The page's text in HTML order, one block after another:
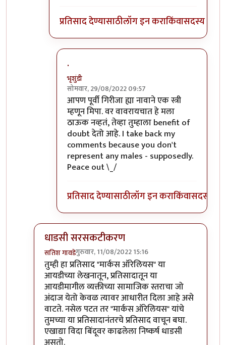
प्रतिसाद देण्यासाठीलॉग इन कराकिंवासदस्य व्हा
.
भृशुंडी
सोमवार, 29/08/2022 09:57
In reply toचितेला अग्नी देणे हेbyप्रसाद गोडबोले
आपण पूर्वी गिरीजा ह्या नावाने एक स्त्री
म्हणून मिपा. वर वावरायचात हे मला
ठाऊक नव्हतं, तेव्हा तुम्हाला benefit of
doubt देतो आहे. I take back my
comments because you don't
represent any males - supposedly.
Peace out \_/
प्रतिसाद देण्यासाठीलॉग इन कराकिंवासदस्य व्हा
धाडसी सरसकटीकरण
सतिश गावडेगुरुवार, 11/08/2022 15:16
In reply toPrivileged sir,byभृशुंडी
तुम्ही हा प्रतिसाद "मार्कस ऑरेलियस" या
आयडीच्या लेखनातून, प्रतिसादातून या
आयडीमागील व्यक्तीच्या सामाजिक स्तराचा जो
अंदाज येतो केवळ त्यावर आधारीत दिला आहे असे
वाटते. नसेल पटत तर "मार्कस ऑरेलियस" यांचे
तुमच्या या प्रतिसादानंतरचे प्रतिसाद वाचून बघा.
एखाद्या विदा बिंदूवर काढलेला निष्कर्ष धाडसी